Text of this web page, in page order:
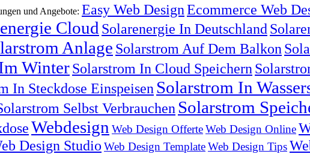
und Angebote: Easy Web DesignEcommerce Web
Cloud Solarenergie In Deutschland
Anlage Solarstrom Auf Dem Balkon
WinterSolarstrom In Cloud Speichern
In Steckdose Einspeisen Solarstrom In
Selbst Verbrauchen Solarstrom
Webdesign Web Design OfferteWeb Design Online
Design Studio Web Design TemplateWeb Design Tips